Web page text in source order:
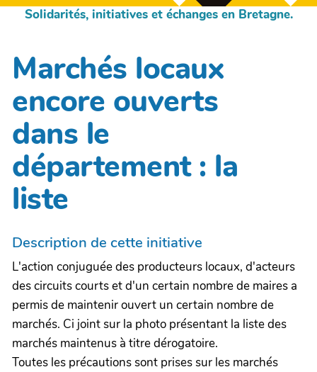
Solidarités, initiatives et échanges en Bretagne.
Marchés locaux
encore ouverts
dans le
département : la
liste
Description de cette initiative
L'action conjuguée des producteurs locaux, d'acteurs
des circuits courts et d'un certain nombre de maires a
permis de maintenir ouvert un certain nombre de
marchés. Ci joint sur la photo présentant la liste des
marchés maintenus à titre dérogatoire.
Toutes les précautions sont prises sur les marchés